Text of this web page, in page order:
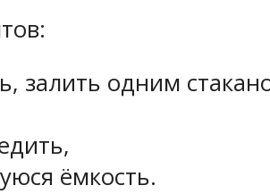
залить одним
ёмкость.